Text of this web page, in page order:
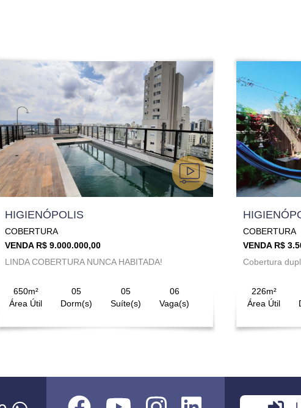
HIGIENÓPOLIS
COBERTURA
VENDA R$ 9.000.000,00
LINDA COBERTURA NUNCA HABITADA!
650m²
Área Útil
05
Dorm(s)
05
Suíte(s)
06
Vaga(s)
COBERTURA
VENDA R$
Cobertura
226m²
Área Útil